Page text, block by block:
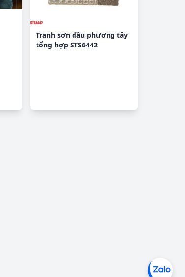
Tranh sơn dầu phương tây
tổng hợp STS6442